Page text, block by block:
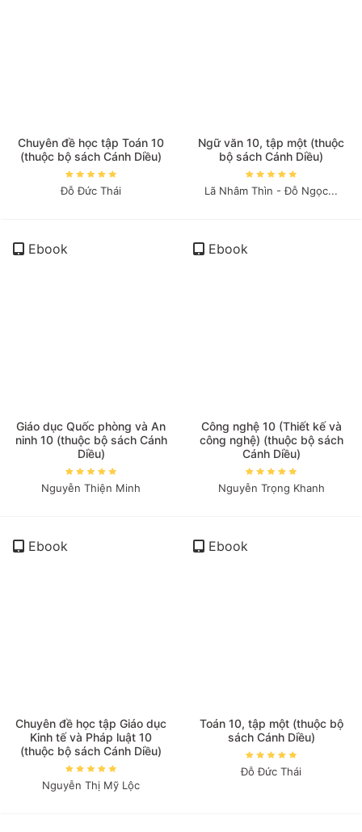
Chuyên đề học tập Toán 10
(thuộc bộ sách Cánh Diều)
Đỗ Đức Thái
Ngữ văn 10, tập một (thuộc
bộ sách Cánh Diều)
Lã Nhâm Thìn - Đỗ Ngọc...
Ebook
Giáo dục Quốc phòng và An
ninh 10 (thuộc bộ sách Cánh
Diều)
Nguyễn Thiện Minh
Ebook
Công nghệ 10 (Thiết kế và
công nghệ) (thuộc bộ sách
Cánh Diều)
Nguyễn Trọng Khanh
Ebook
Chuyên đề học tập Giáo dục
Kinh tế và Pháp luật 10
(thuộc bộ sách Cánh Diều)
Nguyễn Thị Mỹ Lộc
Ebook
Toán 10, tập một (thuộc bộ
sách Cánh Diều)
Đỗ Đức Thái